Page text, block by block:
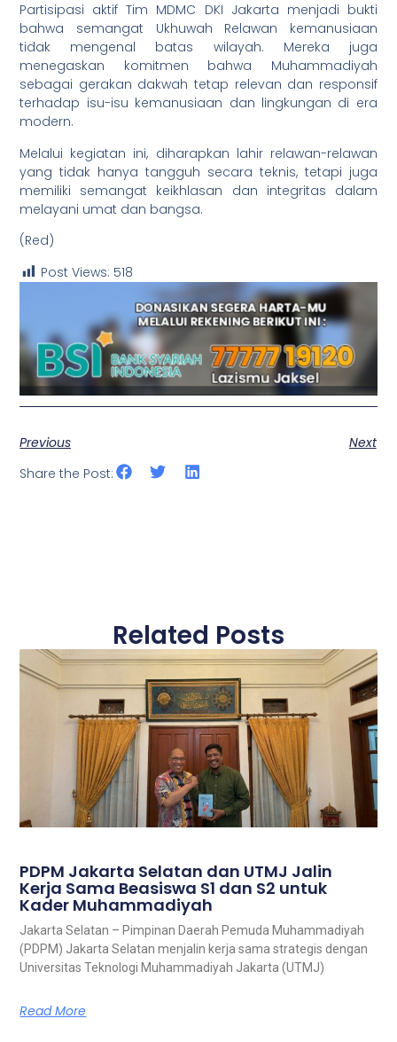
Partisipasi aktif Tim MDMC DKI Jakarta menjadi bukti
bahwa semangat Ukhuwah Relawan kemanusiaan
tidak mengenal batas wilayah. Mereka juga
menegaskan komitmen bahwa Muhammadiyah
sebagai gerakan dakwah tetap relevan dan responsif
terhadap isu-isu kemanusiaan dan lingkungan di era
modern.
Melalui kegiatan ini, diharapkan lahir relawan-relawan
yang tidak hanya tangguh secara teknis, tetapi juga
memiliki semangat keikhlasan dan integritas dalam
melayani umat dan bangsa.
(Red)
Post Views: 518
Previous
Next
Share the Post:
Related Posts
PDPM Jakarta Selatan dan UTMJ Jalin
Kerja Sama Beasiswa S1 dan S2 untuk
Kader Muhammadiyah
Jakarta Selatan – Pimpinan Daerah Pemuda Muhammadiyah
(PDPM) Jakarta Selatan menjalin kerja sama strategis dengan
Universitas Teknologi Muhammadiyah Jakarta (UTMJ)
Read More